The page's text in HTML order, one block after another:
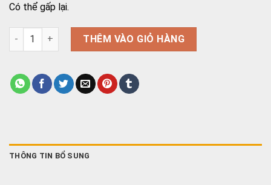
Có thể gấp lại.
Ghế bô không bánh xe mặt nệm LUCASS G36 số lượng
THÊM VÀO GIỎ HÀNG
THÔNG TIN BỔ SUNG